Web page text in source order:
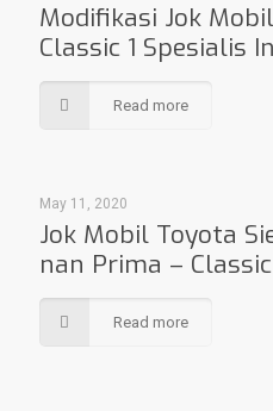
Modifikasi Jok
Classic 1 Spesialis
Read more
May 11, 2020
Jok Mobil Toyota
nan Prima –
Read more